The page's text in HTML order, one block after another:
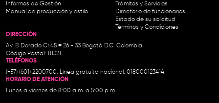
Informes de Gestión
Manual de producción y estilo
Trámites y Servicios
Directorio de funcionarios
Estado de su solicitud
Términos y Condiciones
DIRECCIÓN
Av. El Dorado Cr.45 # 26 - 33 Bogotá D.C. Colombia.
Código Postal: 111321
TELÉFONOS
(+57) (601) 2200700. Línea gratuita nacional: 018000123414
HORARIO DE ATENCIÓN
Lunes a viernes de 8:00 a.m. a 5:00 p.m.